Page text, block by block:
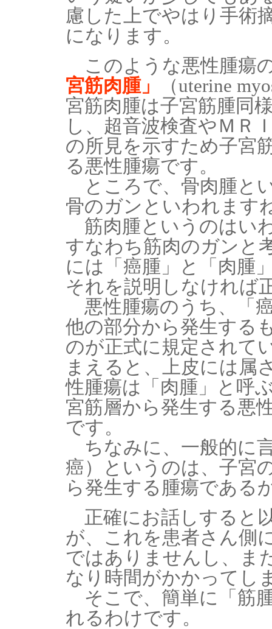
慮した上でやはり手術
になります。
このような悪性腫瘍
宮筋肉腫」
（uterine
宮筋肉腫は子宮筋腫同
し、超音波検査やＭＲ
の所見を示すため子宮
る悪性腫瘍です。
ところで、骨肉腫と
骨のガンといわれます
筋肉腫というのはい
すなわち筋肉のガンと
には「癌腫」と「肉腫
それを説明しなければ
悪性腫瘍のうち、「
他の部分から発生する
のが正式に規定されて
まえると、上皮には属
性腫瘍は「肉腫」と呼
宮筋層から発生する悪
です。
ちなみに、一般的に
癌）というのは、子宮
ら発生する腫瘍である
正確にお話しすると
が、これを患者さん側
ではありませんし、ま
なり時間がかかってし
そこで、簡単に「筋
れるわけです。